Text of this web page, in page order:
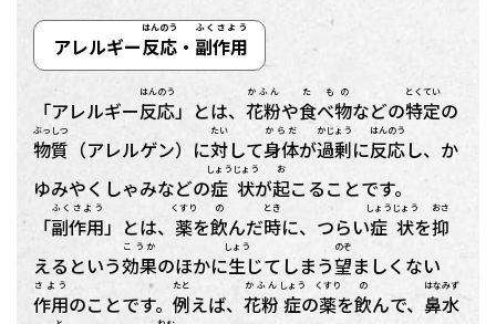
アレルギー反応
はんのう
・ 副作用
ふくさよう
「アレルギー反応
はんのう
」とは、 花粉
かふん
や食べ物
た もの
などの特定
とくてい
の
物質
ぶっしつ
（アレルゲン）に対
たい
して身体
からだ
が過剰
かじょう
に反応
はんのう
し、か
ゆみやくしゃみなどの症状
しょうじょう
が起
お
こることです。
「副作用
ふくさよう
」とは、 薬
くすり
を飲
の
んだ時
とき
に、つらい症状
しょうじょう
を抑
おさ
えるという効果
こうか
のほかに生
しょう
じてしまう望
のぞ
ましくない
作用
さよう
のことです。 例
たと
えば、 花粉
かふん
症
しょう
の薬
くすり
を飲
の
んで、 鼻水
はなみず